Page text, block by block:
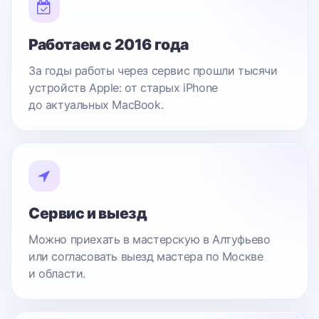
Работаем с 2016 года
За годы работы через сервис прошли тысячи
устройств Apple: от старых iPhone
до актуальных MacBook.
Сервис и выезд
Можно приехать в мастерскую в Алтуфьево
или согласовать выезд мастера по Москве
и области.